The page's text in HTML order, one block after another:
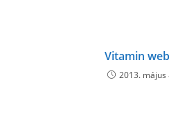
Vitamin
2013. május